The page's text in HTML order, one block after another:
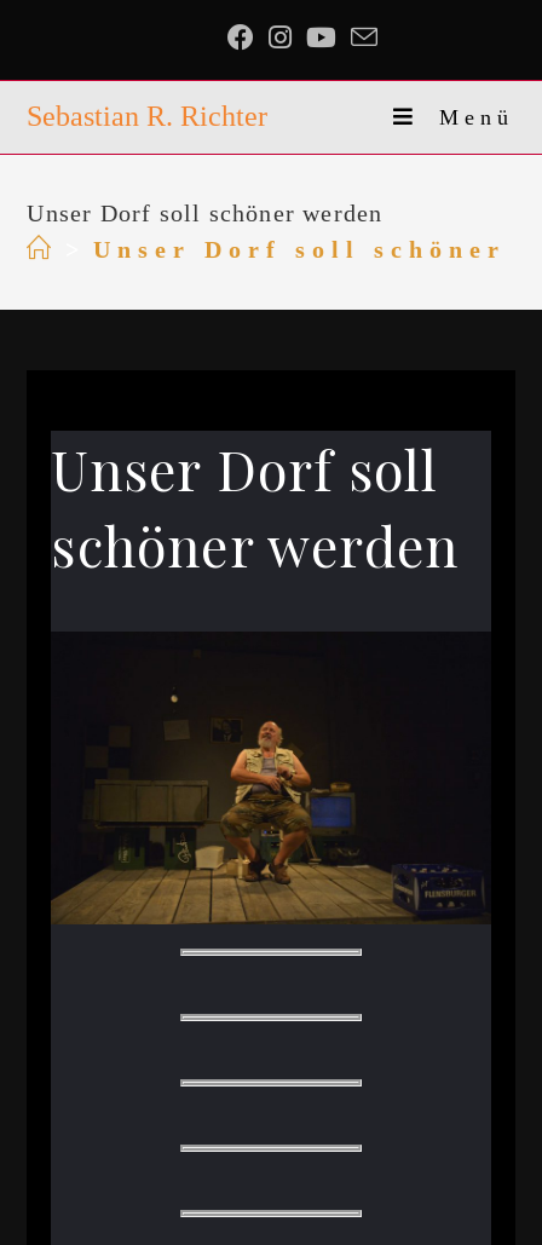
Sebastian R. Richter Menü
Unser Dorf soll schöner werden
Unser Dorf soll schöner
Unser Dorf soll
schöner werden